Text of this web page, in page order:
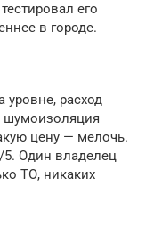
его
в городе.
расход
шумоизоляция
цену — мелочь.
5. Один владелец
ТО, никаких